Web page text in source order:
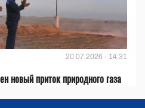
20.07.2026 - 14:31
новый приток природного газа